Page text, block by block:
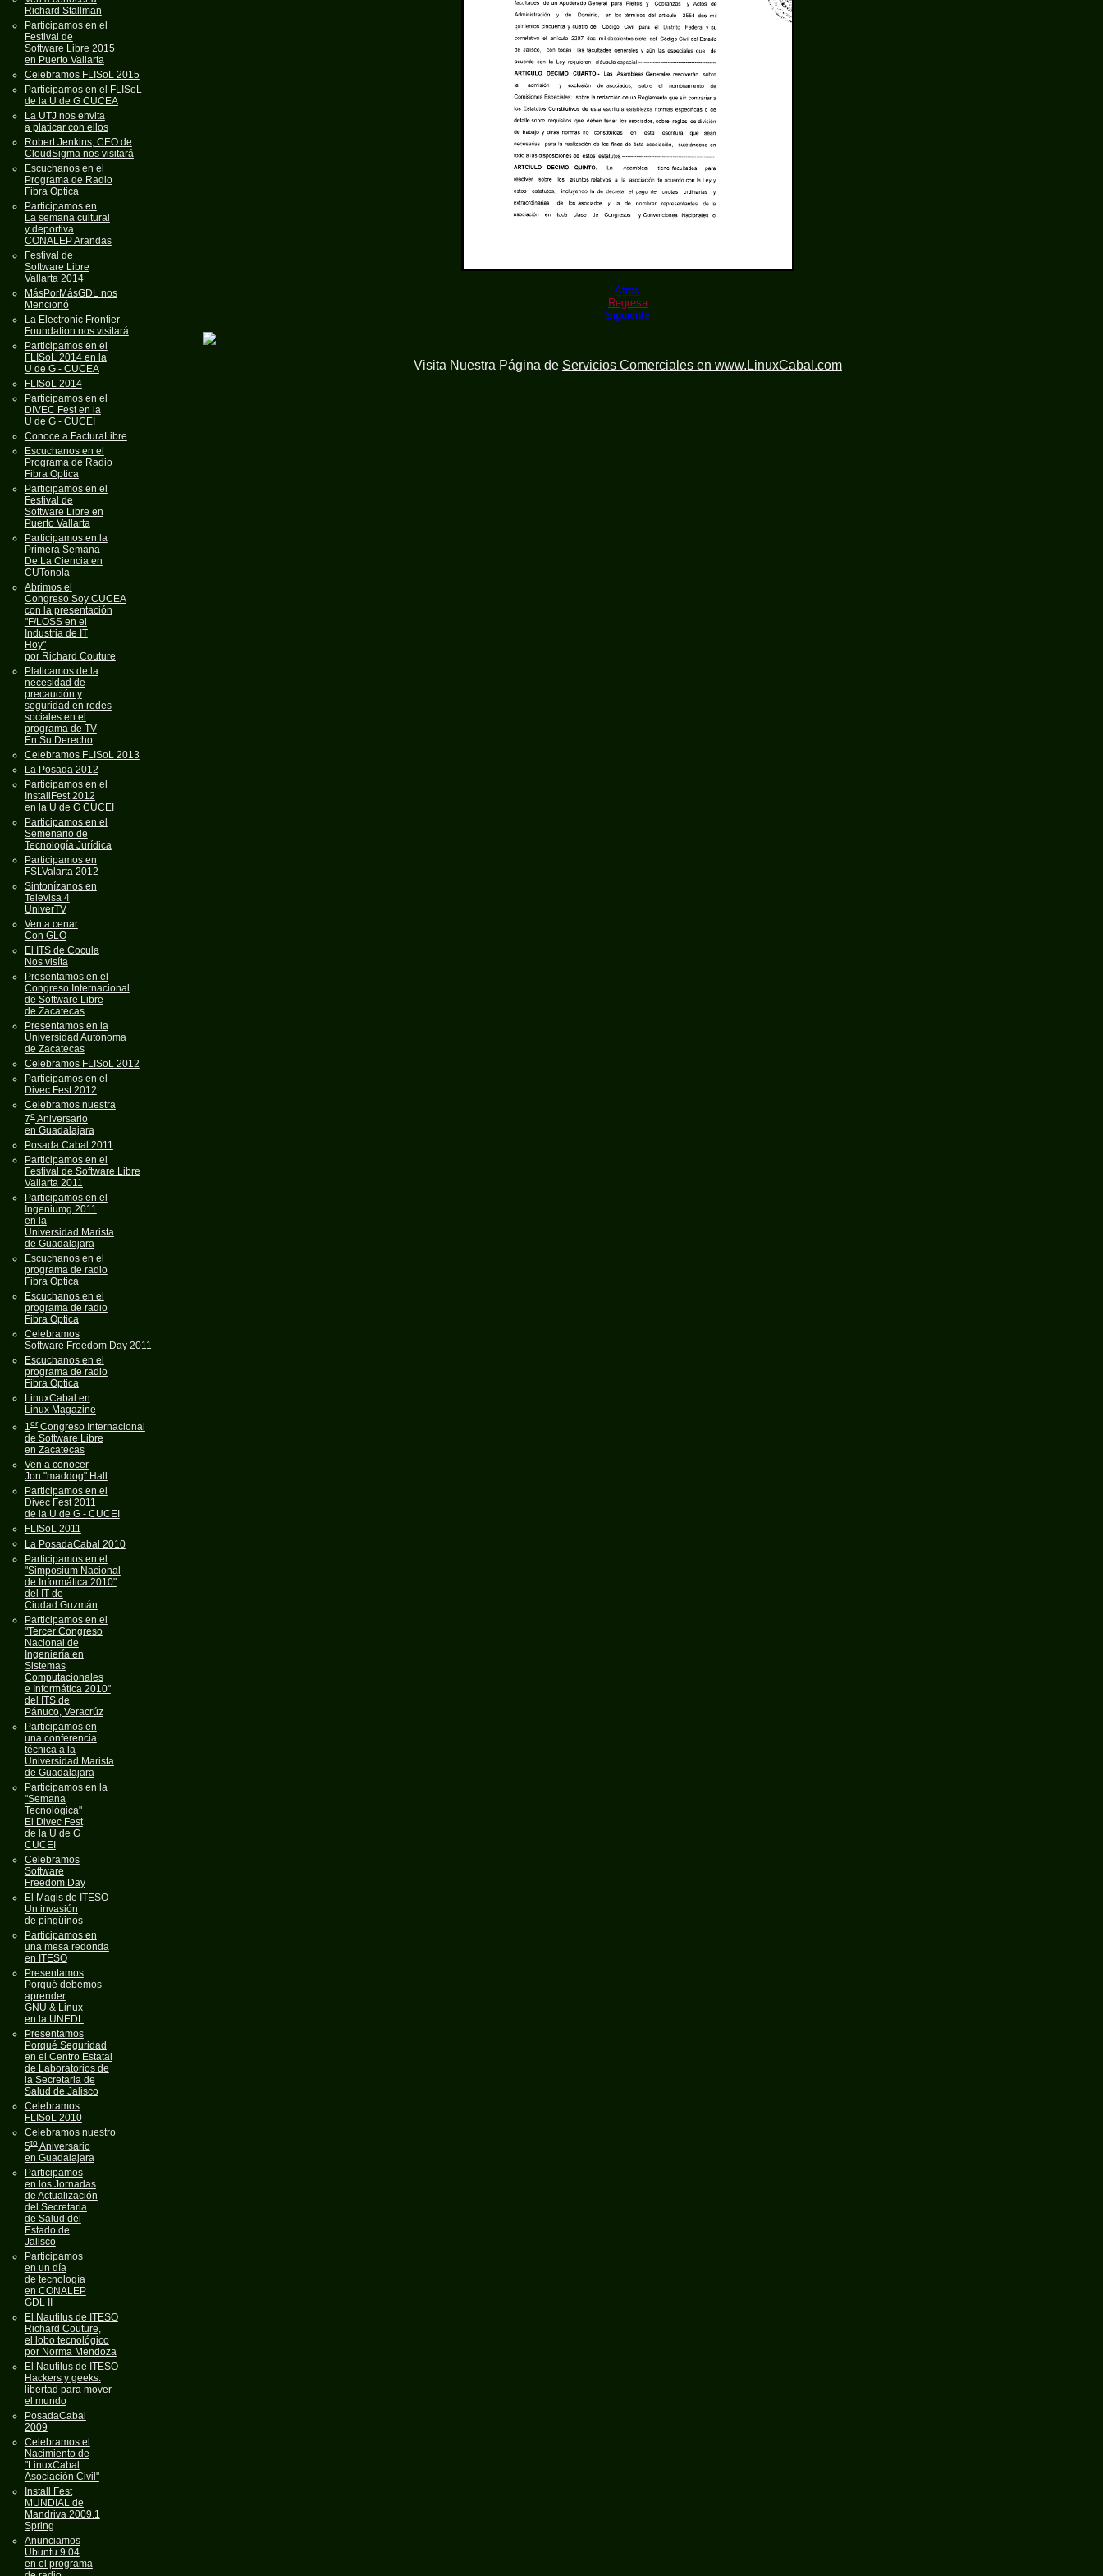
Richard Stallman
Participamos en el
Festival de
Software Libre 2015
en Puerto Vallarta
Celebramos FLISoL 2015
Participamos en el FLISoL
de la U de G CUCEA
La UTJ nos envita
a platicar con ellos
Robert Jenkins, CEO de
CloudSigma nos visitará
Escuchanos en el
Programa de Radio
Fibra Optica
Participamos en
La semana cultural
y deportiva
CONALEP Arandas
Festival de
Software Libre
Vallarta 2014
MásPorMásGDL nos
Mencionó
La Electronic Frontier
Foundation nos visitará
Participamos en el
FLISoL 2014 en la
U de G - CUCEA
FLISoL 2014
Participamos en el
DIVEC Fest en la
U de G - CUCEI
Conoce a FacturaLibre
Escuchanos en el
Programa de Radio
Fibra Optica
Participamos en el
Festival de
Software Libre en
Puerto Vallarta
Participamos en la
Primera Semana
De La Ciencia en
CUTonola
Abrimos el
Congreso Soy CUCEA
con la presentación
"F/LOSS en el
Industria de IT
Hoy"
por Richard Couture
Platicamos de la
necesidad de
precaución y
seguridad en redes
sociales en el
programa de TV
En Su Derecho
Celebramos FLISoL 2013
La Posada 2012
Participamos en el
InstallFest 2012
en la U de G CUCEI
Participamos en el
Semenario de
Tecnología Jurídica
Participamos en
FSLValarta 2012
Sintonízanos en
Televisa 4
UniverTV
Ven a cenar
Con GLO
El ITS de Cocula
Nos visíta
Presentamos en el
Congreso Internacional
de Software Libre
de Zacatecas
Presentamos en la
Universidad Autónoma
de Zacatecas
Celebramos FLISoL 2012
Participamos en el
Divec Fest 2012
Celebramos nuestra
7oAniversario
en Guadalajara
Posada Cabal 2011
Participamos en el
Festival de Software Libre
Vallarta 2011
Participamos en el
Ingeniumg 2011
en la
Universidad Marista
de Guadalajara
Escuchanos en el
programa de radio
Fibra Optica
Escuchanos en el
programa de radio
Fibra Optica
Celebramos
Software Freedom Day 2011
Escuchanos en el
programa de radio
Fibra Optica
LinuxCabal en
Linux Magazine
1erCongreso Internacional
de Software Libre
en Zacatecas
Ven a conocer
Jon "maddog" Hall
Participamos en el
Divec Fest 2011
de la U de G - CUCEI
FLISoL 2011
La PosadaCabal 2010
Participamos en el
"Simposium Nacional
de Informática 2010"
del IT de
Ciudad Guzmán
Participamos en el
"Tercer Congreso
Nacional de
Ingeniería en
Sistemas
Computacionales
e Informática 2010"
del ITS de
Pánuco, Veracrúz
Participamos en
una conferencia
técnica a la
Universidad Marista
de Guadalajara
Participamos en la
"Semana
Tecnológica"
El Divec Fest
de la U de G
CUCEI
Celebramos
Software
Freedom Day
El Magis de ITESO
Un invasión
de pingüinos
Participamos en
una mesa redonda
en ITESO
Presentamos
Porqué debemos
aprender
GNU & Linux
en la UNEDL
Presentamos
Porqué Seguridad
en el Centro Estatal
de Laboratorios de
la Secretaria de
Salud de Jalisco
Celebramos
FLISoL 2010
Celebramos nuestro
5toAniversario
en Guadalajara
Participamos
en los Jornadas
de Actualización
del Secretaria
de Salud del
Estado de
Jalisco
Participamos
en un día
de tecnología
en CONALEP
GDL II
El Nautilus de ITESO
Richard Couture,
el lobo tecnológico
por Norma Mendoza
El Nautilus de ITESO
Hackers y geeks:
libertad para mover
el mundo
PosadaCabal
2009
Celebramos el
Nacimiento de
"LinuxCabal
Asociación Civil"
Install Fest
MUNDIAL de
Mandriva 2009.1
Spring
Anunciamos
Ubuntu 9.04
en el programa
Atras
Regresa
Siguiente
Visita Nuestra Página de Servicios Comerciales en www.LinuxCabal.com